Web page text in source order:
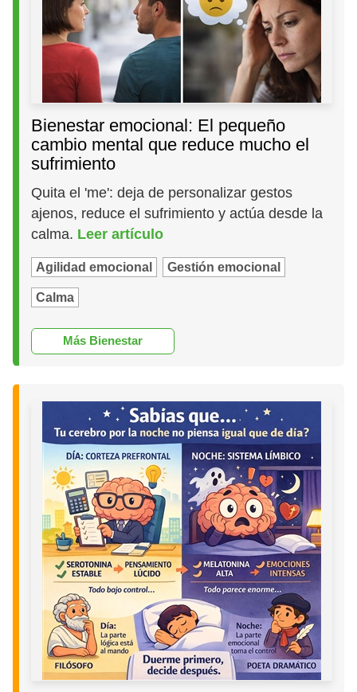
Bienestar emocional: El pequeño
cambio mental que reduce mucho el
sufrimiento
Quita el 'me': deja de personalizar gestos
ajenos, reduce el sufrimiento y actúa desde la
calma. Leer artículo
Agilidad emocional Gestión emocional
Calma
Más Bienestar